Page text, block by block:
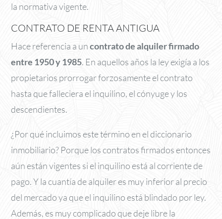
la normativa vigente.
CONTRATO DE RENTA ANTIGUA
Hace referencia a uncontrato de alquiler firmado
entre 1950 y 1985. En aquellos años la ley exigía a los
propietarios prorrogar forzosamente el contrato
hasta que falleciera el inquilino, el cónyuge y los
descendientes.
¿Por qué incluimos este término en el diccionario
inmobiliario? Porque los contratos firmados entonces
aún están vigentes si el inquilino está al corriente de
pago. Y la cuantía de alquiler es muy inferior al precio
del mercado ya que el inquilino está blindado por ley.
Además, es muy complicado que deje libre la